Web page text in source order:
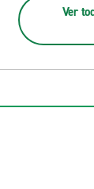
Ver